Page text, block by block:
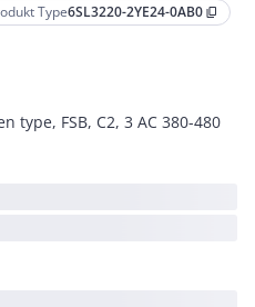
Type6SL3220-2YE24-0AB0 content_copy
type, FSB, C2, 3 AC 380-480